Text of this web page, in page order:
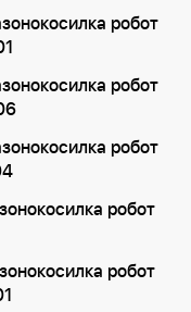
робот
робот
робот
робот
робот